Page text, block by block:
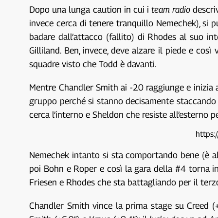
Dopo una lunga caution in cui i team radio
invece cerca di tenere tranquillo Nemechek), si
badare dall’attacco (fallito) di Rhodes al suo
Gilliland. Ben, invece, deve alzare il piede e
squadre visto che Todd è davanti.
Mentre Chandler Smith ai -20 raggiunge e
gruppo perché si stanno decisamente
cerca l’interno e Sheldon che resiste all’esterno
Nemechek intanto si sta comportando bene (è
poi Bohn e Roper e così la gara della #4 torna
Friesen e Rhodes che sta battagliando per il
Chandler Smith vince la prima stage su Creed